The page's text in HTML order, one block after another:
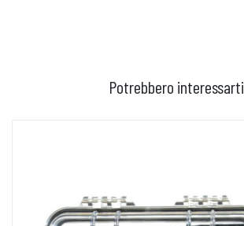
Potrebbero interessarti
AGGIUNGI AL CARRELLO